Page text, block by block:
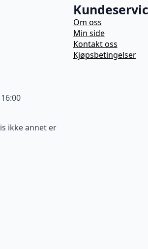
ikke annet er
Om oss
Min side
Kontakt oss
Kjøpsbetingelser